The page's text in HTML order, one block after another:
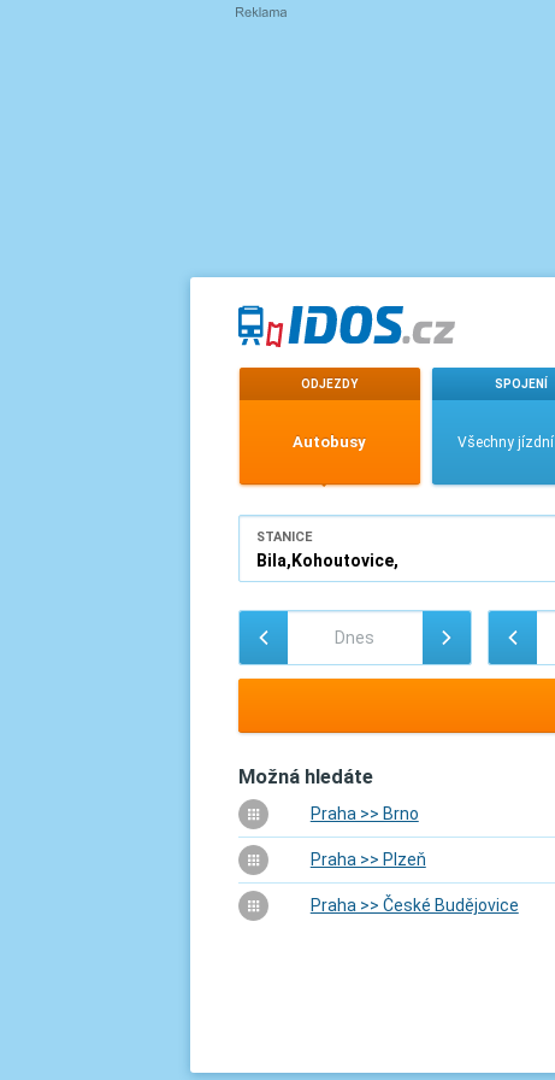
ODJEZDY
Autobusy
SPOJENÍ
Všechny
STANICE
Možná hledáte
Praha >> Brno
Praha >> Plzeň
Praha >> České Budějovice